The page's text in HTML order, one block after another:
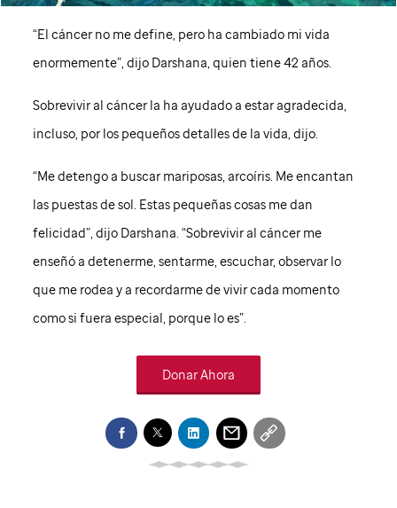
“El cáncer no me define, pero ha cambiado mi vida
enormemente”, dijo Darshana, quien tiene 42 años.
Sobrevivir al cáncer la ha ayudado a estar agradecida,
incluso, por los pequeños detalles de la vida, dijo.
“Me detengo a buscar mariposas, arcoíris. Me encantan
las puestas de sol. Estas pequeñas cosas me dan
felicidad”, dijo Darshana. “Sobrevivir al cáncer me
enseñó a detenerme, sentarme, escuchar, observar lo
que me rodea y a recordarme de vivir cada momento
como si fuera especial, porque lo es”.
Donar Ahora